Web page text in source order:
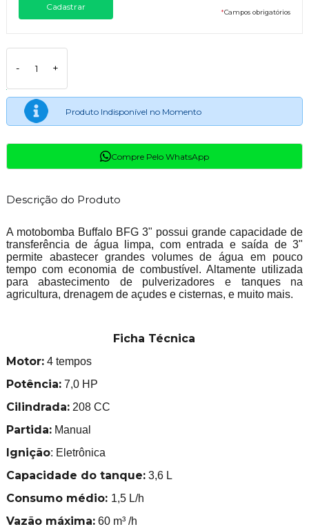
*Campos obrigatórios
- +
Produto Indisponível no Momento
Compre Pelo WhatsApp
Descrição do Produto
A motobomba Buffalo BFG 3" possui grande capacidade de
transferência de água limpa, com entrada e saída de 3"
permite abastecer grandes volumes de água em pouco
tempo com economia de combustível. Altamente utilizada
para abastecimento de pulverizadores e tanques na
agricultura, drenagem de açudes e cisternas, e muito mais.
Ficha Técnica
Motor:4 tempos
Potência:7,0 HP
Cilindrada:208 CC
Partida:Manual
Ignição: Eletrônica
Capacidade do tanque:3,6 L
Consumo médio: 1,5 L/h
Vazão máxima:60 m³ /h